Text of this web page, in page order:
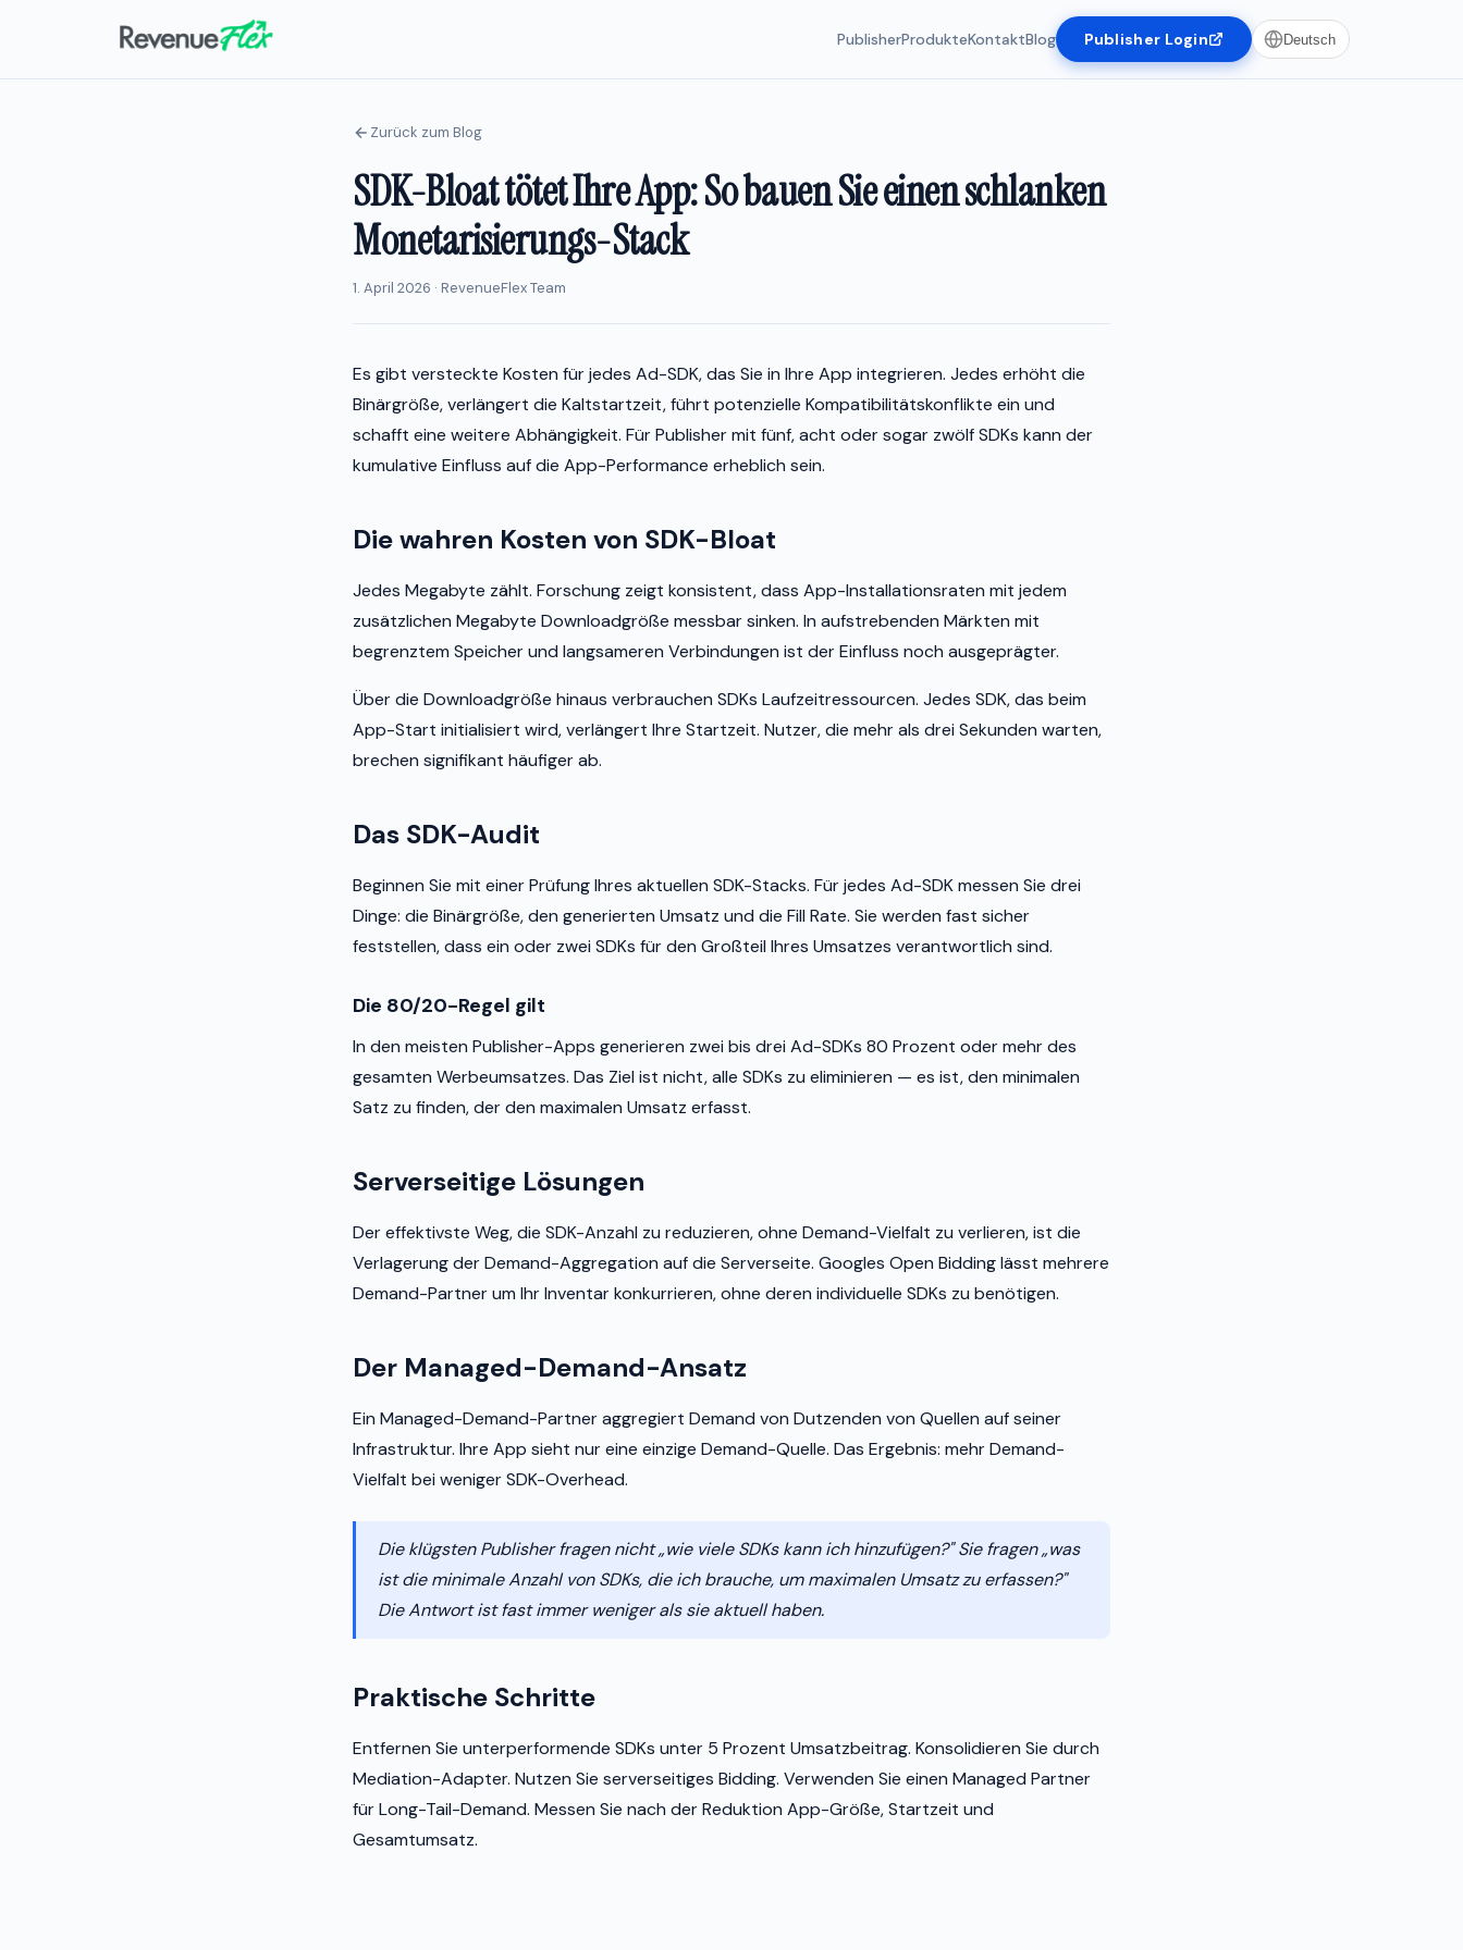
PublisherProdukteKontaktBlog Publisher Login Deutsch
Zurück zum Blog
SDK-Bloat tötet Ihre App: So bauen Sie einen schlanken
Monetarisierungs-Stack
1. April 2026 · RevenueFlex Team
Es gibt versteckte Kosten für jedes Ad-SDK, das Sie in Ihre App integrieren. Jedes erhöht die
Binärgröße, verlängert die Kaltstartzeit, führt potenzielle Kompatibilitätskonflikte ein und
schafft eine weitere Abhängigkeit. Für Publisher mit fünf, acht oder sogar zwölf SDKs kann der
kumulative Einfluss auf die App-Performance erheblich sein.
Die wahren Kosten von SDK-Bloat
Jedes Megabyte zählt. Forschung zeigt konsistent, dass App-Installationsraten mit jedem
zusätzlichen Megabyte Downloadgröße messbar sinken. In aufstrebenden Märkten mit
begrenztem Speicher und langsameren Verbindungen ist der Einfluss noch ausgeprägter.
Über die Downloadgröße hinaus verbrauchen SDKs Laufzeitressourcen. Jedes SDK, das beim
App-Start initialisiert wird, verlängert Ihre Startzeit. Nutzer, die mehr als drei Sekunden warten,
brechen signifikant häufiger ab.
Das SDK-Audit
Beginnen Sie mit einer Prüfung Ihres aktuellen SDK-Stacks. Für jedes Ad-SDK messen Sie drei
Dinge: die Binärgröße, den generierten Umsatz und die Fill Rate. Sie werden fast sicher
feststellen, dass ein oder zwei SDKs für den Großteil Ihres Umsatzes verantwortlich sind.
Die 80/20-Regel gilt
In den meisten Publisher-Apps generieren zwei bis drei Ad-SDKs 80 Prozent oder mehr des
gesamten Werbeumsatzes. Das Ziel ist nicht, alle SDKs zu eliminieren — es ist, den minimalen
Satz zu finden, der den maximalen Umsatz erfasst.
Serverseitige Lösungen
Der effektivste Weg, die SDK-Anzahl zu reduzieren, ohne Demand-Vielfalt zu verlieren, ist die
Verlagerung der Demand-Aggregation auf die Serverseite. Googles Open Bidding lässt mehrere
Demand-Partner um Ihr Inventar konkurrieren, ohne deren individuelle SDKs zu benötigen.
Der Managed-Demand-Ansatz
Ein Managed-Demand-Partner aggregiert Demand von Dutzenden von Quellen auf seiner
Infrastruktur. Ihre App sieht nur eine einzige Demand-Quelle. Das Ergebnis: mehr Demand-
Vielfalt bei weniger SDK-Overhead.
Die klügsten Publisher fragen nicht „wie viele SDKs kann ich hinzufügen?" Sie fragen „was
ist die minimale Anzahl von SDKs, die ich brauche, um maximalen Umsatz zu erfassen?"
Die Antwort ist fast immer weniger als sie aktuell haben.
Praktische Schritte
Entfernen Sie unterperformende SDKs unter 5 Prozent Umsatzbeitrag. Konsolidieren Sie durch
Mediation-Adapter. Nutzen Sie serverseitiges Bidding. Verwenden Sie einen Managed Partner
für Long-Tail-Demand. Messen Sie nach der Reduktion App-Größe, Startzeit und
Gesamtumsatz.